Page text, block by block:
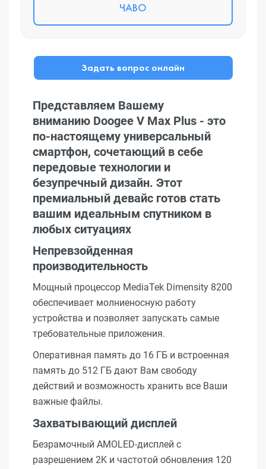
ЧАВО
Задать вопрос онлайн
Представляем Вашему
вниманию Doogee V Max Plus - это
по-настоящему универсальный
смартфон, сочетающий в себе
передовые технологии и
безупречный дизайн. Этот
премиальный девайс готов стать
вашим идеальным спутником в
любых ситуациях
Непревзойденная
производительность
Мощный процессор MediaTek Dimensity 8200
обеспечивает молниеносную работу
устройства и позволяет запускать самые
требовательные приложения.
Оперативная память до 16 ГБ и встроенная
память до 512 ГБ дают Вам свободу
действий и возможность хранить все Ваши
важные файлы.
Захватывающий дисплей
Безрамочный AMOLED-дисплей с
разрешением 2K и частотой обновления 120